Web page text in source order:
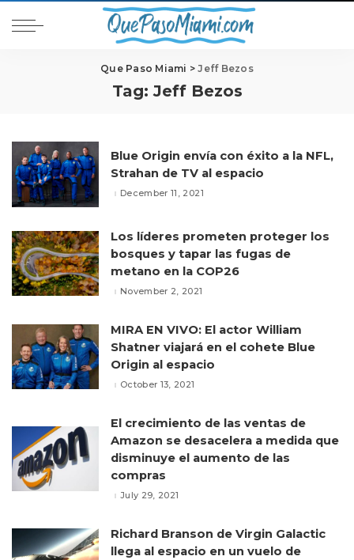
Que Paso Miami >Jeff Bezos
Tag:Jeff Bezos
Blue Origin envía con éxito a la NFL,
Strahan de TV al espacio
December 11, 2021
Los líderes prometen proteger los
bosques y tapar las fugas de
metano en la COP26
November 2, 2021
MIRA EN VIVO: El actor William
Shatner viajará en el cohete Blue
Origin al espacio
October 13, 2021
El crecimiento de las ventas de
Amazon se desacelera a medida que
disminuye el aumento de las
compras
July 29, 2021
Richard Branson de Virgin Galactic
llega al espacio en un vuelo de